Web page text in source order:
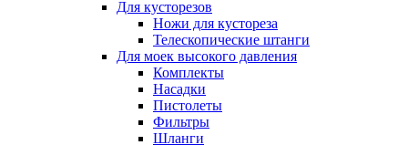
Для кусторезов
Ножи для кустореза
Телескопические штанги
Для моек высокого давления
Комплекты
Насадки
Пистолеты
Фильтры
Шланги